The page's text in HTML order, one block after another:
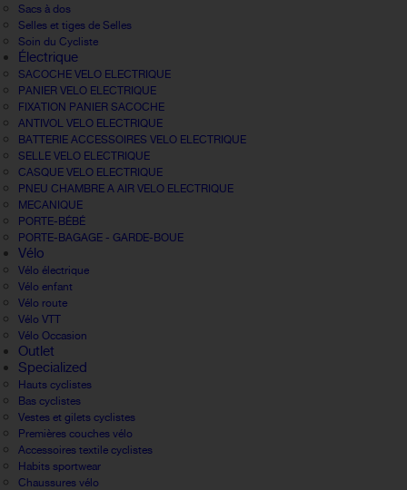
Sacs à dos
Selles et tiges de Selles
Soin du Cycliste
Électrique
SACOCHE VELO ELECTRIQUE
PANIER VELO ELECTRIQUE
FIXATION PANIER SACOCHE
ANTIVOL VELO ELECTRIQUE
BATTERIE ACCESSOIRES VELO ELECTRIQUE
SELLE VELO ELECTRIQUE
CASQUE VELO ELECTRIQUE
PNEU CHAMBRE A AIR VELO ELECTRIQUE
MECANIQUE
PORTE-BÉBÉ
PORTE-BAGAGE - GARDE-BOUE
Vélo
Vélo électrique
Vélo enfant
Vélo route
Vélo VTT
Vélo Occasion
Outlet
Specialized
Hauts cyclistes
Bas cyclistes
Vestes et gilets cyclistes
Premières couches vélo
Accessoires textile cyclistes
Habits sportwear
Chaussures vélo